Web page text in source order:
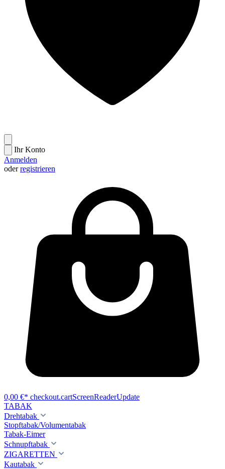
Ihr Konto
Anmelden
oderregistrieren
0,00 €* checkout.cartScreenReaderUpdate
TABAK
Drehtabak
Stopftabak/Volumentabak
Tabak-Eimer
Schnupftabak
ZIGARETTEN
Kautabak